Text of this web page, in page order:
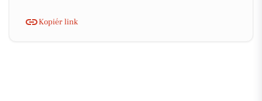
Kopiér link